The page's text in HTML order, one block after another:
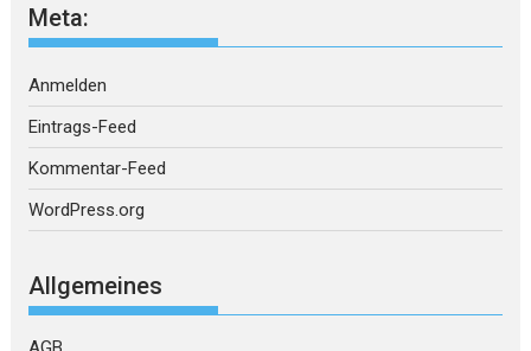
Meta:
Anmelden
Eintrags-Feed
Kommentar-Feed
WordPress.org
Allgemeines